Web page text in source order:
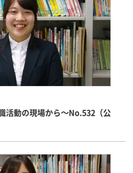
活動の現場から～No.532（公